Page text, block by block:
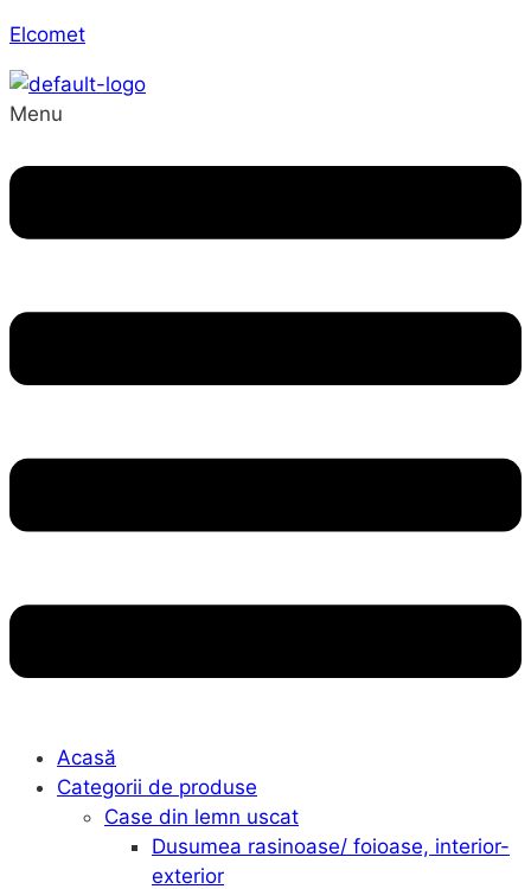
Elcomet
Menu
Acasă
Categorii de produse
Case din lemn uscat
Dusumea rasinoase/ foioase, interior-
exterior